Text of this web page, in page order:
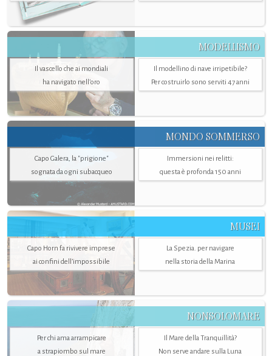
MODELLISMO
Il vascello che ai mondiali
ha navigato nell’oro
Il modellino di nave irripetibile?
Per costruirlo sono serviti 47 anni
MONDO SOMMERSO
Capo Galera, la "prigione"
sognata da ogni subacqueo
Immersioni nei relitti:
questa è profonda 150 anni
MUSEI
Capo Horn fa rivivere imprese
ai confini dell’impossibile
La Spezia. per navigare
nella storia della Marina
NONSOLOMARE
Per chi ama arrampicare
a strapiombo sul mare
Il Mare della Tranquillità?
Non serve andare sulla Luna